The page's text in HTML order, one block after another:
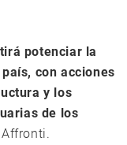
potenciar la
con acciones
y los
de los